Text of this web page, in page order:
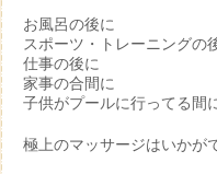
お風呂の後に
スポーツ・トレーニングの
仕事の後に
家事の合間に
子供がプールに行ってる間
極上のマッサージはいかが